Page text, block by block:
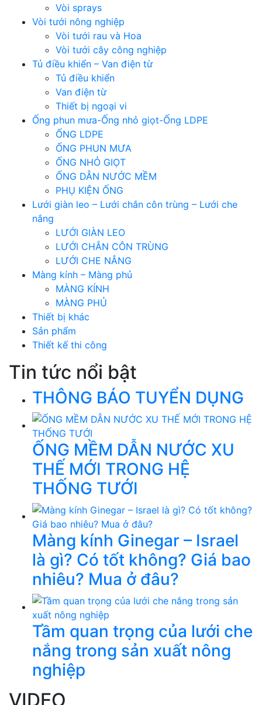
Vòi sprays
Vòi tưới nông nghiệp
Vòi tưới rau và Hoa
Vòi tưới cây công nghiệp
Tủ điều khiển – Van điện từ
Tủ điều khiển
Van điện từ
Thiết bị ngoại vi
Ống phun mưa-Ống nhỏ giọt-Ống LDPE
ỐNG LDPE
ỐNG PHUN MƯA
ỐNG NHỎ GIỌT
ỐNG DẪN NƯỚC MỀM
PHỤ KIỆN ỐNG
Lưới giàn leo – Lưới chắn côn trùng – Lưới che
nắng
LƯỚI GIÀN LEO
LƯỚI CHẮN CÔN TRÙNG
LƯỚI CHE NẮNG
Màng kính – Màng phủ
MÀNG KÍNH
MÀNG PHỦ
Thiết bị khác
Sản phẩm
Thiết kế thi công
Tin tức nổi bật
THÔNG BÁO TUYỂN DỤNG
ỐNG MỀM DẪN NƯỚC XU
THẾ MỚI TRONG HỆ
THỐNG TƯỚI
Màng kính Ginegar – Israel
là gì? Có tốt không? Giá bao
nhiêu? Mua ở đâu?
Tầm quan trọng của lưới che
nắng trong sản xuất nông
nghiệp
VIDEO